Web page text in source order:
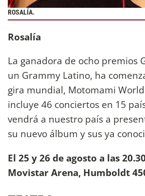
ROSALÍA.
Rosalía
La ganadora de ocho premios
un Grammy Latino, ha
gira mundial, Motomami
incluye 46 conciertos en 15
vendrá a nuestro país a
su nuevo álbum y sus ya
El 25 y 26 de agosto a las
Movistar Arena, Humboldt